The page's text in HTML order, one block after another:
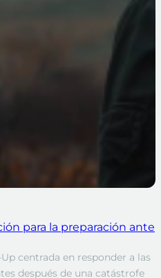
para la preparación ante
centrada en responder a las
después de una catástrofe